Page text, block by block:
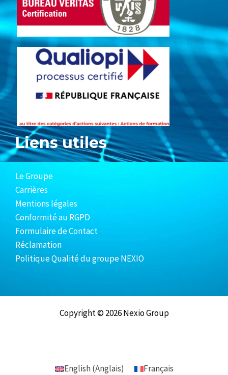
Liens utiles
Le Groupe
Carrières
Mentions légales
Conformité au RGPD
Formulaire de Contact
Réclamation
Politique Qualité du groupe NEXIO
Copyright © 2026 Nexio Group
English(Anglais) Français